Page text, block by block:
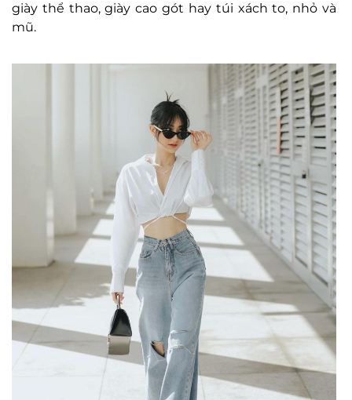
giày thể thao, giày cao gót hay túi xách to, nhỏ và
mũ.